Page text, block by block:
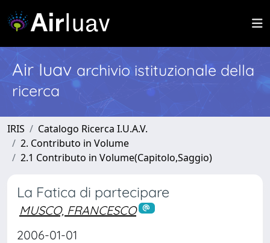
Air Iuav archivio istituzionale della
ricerca
IRIS
Catalogo Ricerca I.U.A.V.
2. Contributo in Volume
2.1 Contributo in Volume(Capitolo,Saggio)
La Fatica di partecipare
MUSCO, FRANCESCO
2006-01-01